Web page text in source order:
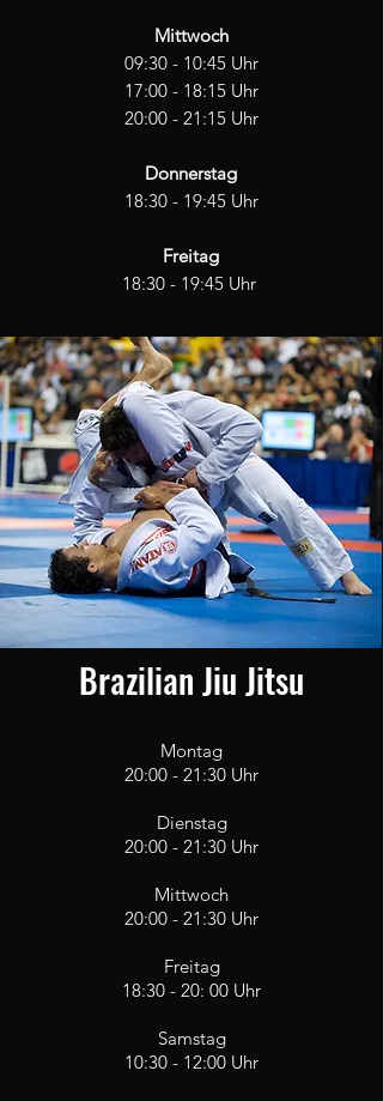
Mittwoch
09:30 - 10:45 Uhr
17:00 - 18:15 Uhr
20:00 - 21:15 Uhr
Donnerstag
18:30 - 19:45 Uhr
Freitag
18:30 - 19:45 Uhr
Brazilian Jiu Jitsu
Montag
20:00 - 21:30 Uhr
Dienstag
20:00 - 21:30 Uhr
Mittwoch
20:00 - 21:30 Uhr
Freitag
18:30 - 20: 00 Uhr
Samstag
10:30 - 12:00 Uhr